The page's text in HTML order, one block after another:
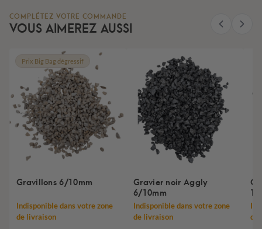
COMPLÉTEZ VOTRE COMMANDE
VOUS AIMEREZ AUSSI
Prix Big Bag dégressif
Gravillons 6/10mm
Indisponible dans votre zone
de livraison
Gravier noir Aggly
6/10mm
Indisponible dans votre zone
de livraison
de